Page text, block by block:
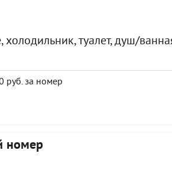
туалет, душ/
руб. за номер
номер